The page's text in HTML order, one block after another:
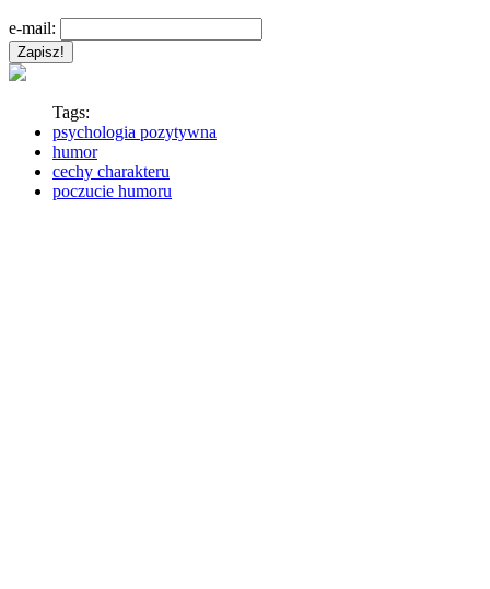
e-mail:
Tags:
psychologia pozytywna
humor
cechy charakteru
poczucie humoru